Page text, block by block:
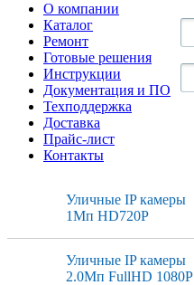
О компании
Каталог
Ремонт
Готовые решения
Инструкции
Документация и ПО
Техподдержка
Доставка
Прайс-лист
Контакты
Уличные IP камеры
1Мп HD720P
Уличные IP камеры
2.0Мп FullHD 1080P